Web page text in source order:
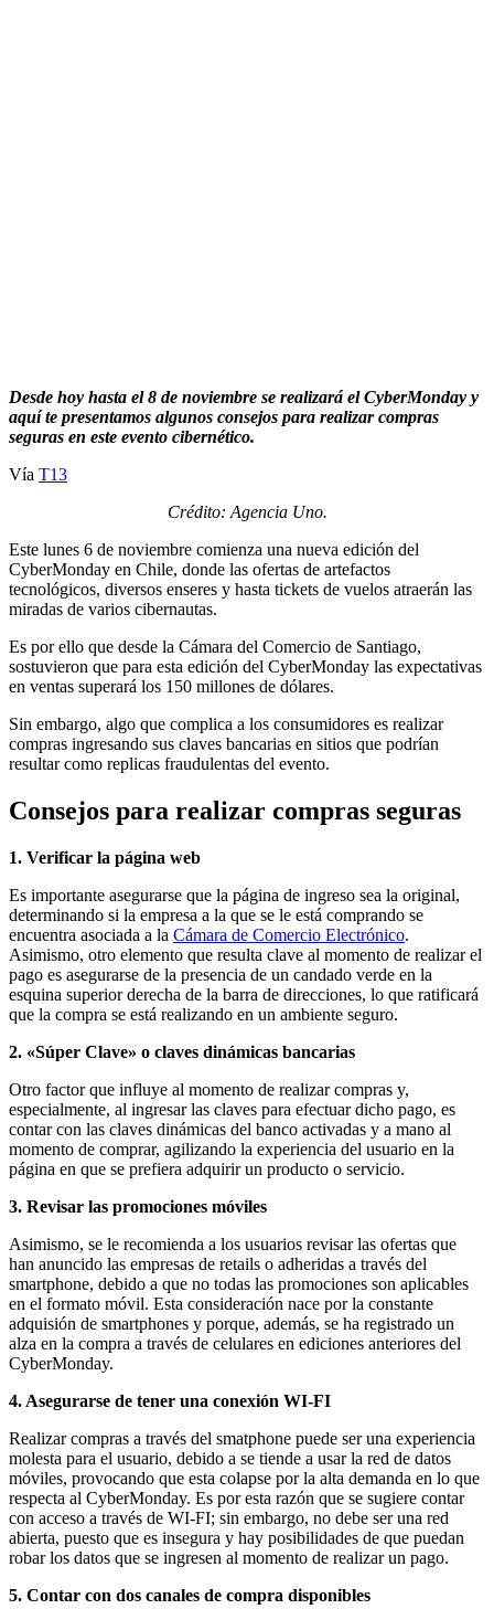
Desde hoy hasta el 8 de noviembre se realizará el CyberMonday y
aquí te presentamos algunos consejos para realizar compras
seguras en este evento cibernético.
Vía T13
Crédito: Agencia Uno.
Este lunes 6 de noviembre comienza una nueva edición del
CyberMonday en Chile, donde las ofertas de artefactos
tecnológicos, diversos enseres y hasta tickets de vuelos atraerán las
miradas de varios cibernautas.
Es por ello que desde la Cámara del Comercio de Santiago,
sostuvieron que para esta edición del CyberMonday las expectativas
en ventas superará los 150 millones de dólares.
Sin embargo, algo que complica a los consumidores es realizar
compras ingresando sus claves bancarias en sitios que podrían
resultar como replicas fraudulentas del evento.
Consejos para realizar compras seguras
1. Verificar la página web
Es importante asegurarse que la página de ingreso sea la original,
determinando si la empresa a la que se le está comprando se
encuentra asociada a la Cámara de Comercio Electrónico.
Asimismo, otro elemento que resulta clave al momento de realizar el
pago es asegurarse de la presencia de un candado verde en la
esquina superior derecha de la barra de direcciones, lo que ratificará
que la compra se está realizando en un ambiente seguro.
2. «Súper Clave» o claves dinámicas bancarias
Otro factor que influye al momento de realizar compras y,
especialmente, al ingresar las claves para efectuar dicho pago, es
contar con las claves dinámicas del banco activadas y a mano al
momento de comprar, agilizando la experiencia del usuario en la
página en que se prefiera adquirir un producto o servicio.
3. Revisar las promociones móviles
Asimismo, se le recomienda a los usuarios revisar las ofertas que
han anuncido las empresas de retails o adheridas a través del
smartphone, debido a que no todas las promociones son aplicables
en el formato móvil. Esta consideración nace por la constante
adquisión de smartphones y porque, además, se ha registrado un
alza en la compra a través de celulares en ediciones anteriores del
CyberMonday.
4. Asegurarse de tener una conexión WI-FI
Realizar compras a través del smatphone puede ser una experiencia
molesta para el usuario, debido a se tiende a usar la red de datos
móviles, provocando que esta colapse por la alta demanda en lo que
respecta al CyberMonday. Es por esta razón que se sugiere contar
con acceso a través de WI-FI; sin embargo, no debe ser una red
abierta, puesto que es insegura y hay posibilidades de que puedan
robar los datos que se ingresen al momento de realizar un pago.
5. Contar con dos canales de compra disponibles